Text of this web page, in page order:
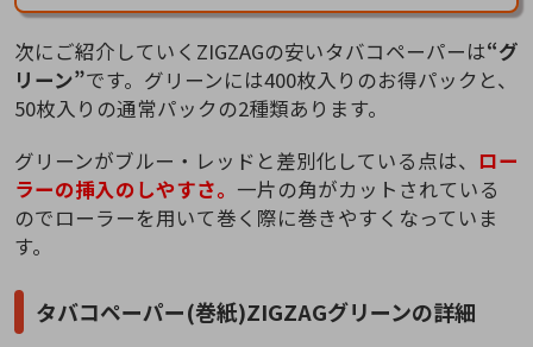
次にご紹介していくZIGZAGの安いタバコペーパーは“グ
リーン”です。グリーンには400枚入りのお得パックと、
50枚入りの通常パックの2種類あります。
グリーンがブルー・レッドと差別化している点は、 ロー
ラーの挿入のしやすさ。 一片の角がカットされている
のでローラーを用いて巻く際に巻きやすくなっていま
す。
タバコペーパー(巻紙)ZIGZAGグリーンの詳細